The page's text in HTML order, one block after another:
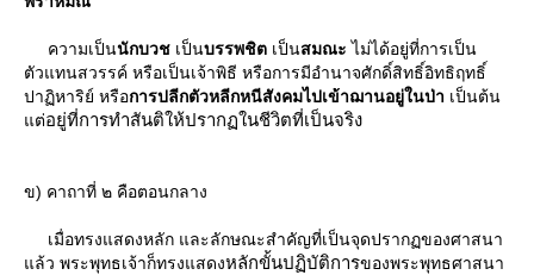
ความเป็นนักบวช เป็นบรรพชิต เป็นสมณะไม่ได้อยู่ที่การเป็น
ตัวแทนสวรรค์ หรือเป็นเจ้าพิธี หรือการมีอํานาจศักดิ์สิทธิ์อิทธิฤทธิ์
ปาฏิหาริย์ หรือการปลีกตัวหลีกหนีสังคมไปเข้าฌานอยู่ในป่า เป็นต้น
ต่อยู่ที่การทําสันติให้ปรากฏในชีวิตที่เป็นจริง
ข) คาถาที่ ๒ คือตอนกลาง
เมื่อทรงแสดงหลัก และลักษณะสําคัญที่เป็นจุดปรากฏของศาสนา
ล้ว พระพุทธเจ้าก็ทรงแสดงหลักขั้นปฏิบัติการของพระพุทธศาสนา